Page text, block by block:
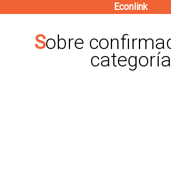
contenido
principal
Econlink
Sobre confirmación de
categoría